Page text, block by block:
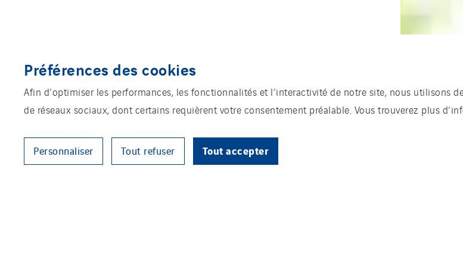
Préférences des cookies
Afin d’optimiser les performances, les fonctionnalités et l’interactivité de notre site, nous utilisons
de réseaux sociaux, dont certains requièrent votre consentement préalable. Vous trouverez plus
Personnaliser Tout refuser Tout accepter